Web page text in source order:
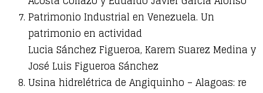
Patrimonio Industrial en Venezuela. Un
patrimonio en actividad
Lucia Sánchez Figueroa, Karem Suarez Medina y
José Luis Figueroa Sánchez
Usina hidrelétrica de Angiquinho – Alagoas: re